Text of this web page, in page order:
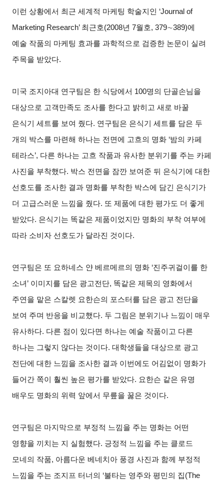
이런 상황에서 최근 세계적 마케팅 학술지인 ‘Journal of
Marketing Research’ 최근호(2008년 7월호, 379∼389)에
예술 작품의 마케팅 효과를 과학적으로 검증한 논문이 실려
주목을 받았다.
미국 조지아대 연구팀은 한 식당에서 100명의 단골손님을
대상으로 고객만족도 조사를 한다고 밝히고 새로 바꿀
은식기 세트를 보여 줬다. 연구팀은 은식기 세트를 담은 두
개의 박스를 마련해 하나는 전면에 고흐의 명화 ‘밤의 카페
테라스’, 다른 하나는 고흐 작품과 유사한 분위기를 주는 카페
사진을 부착했다. 박스 전면을 잠깐 보여준 뒤 은식기에 대한
선호도를 조사한 결과 명화를 부착한 박스에 담긴 은식기가
더 고급스러운 느낌을 줬다. 또 제품에 대한 평가도 더 좋게
받았다. 은식기는 똑같은 제품이었지만 명화의 부착 여부에
따라 소비자 선호도가 달라진 것이다.
연구팀은 또 요하네스 얀 베르메르의 명화 ‘진주귀걸이를 한
소녀’ 이미지를 담은 광고전단, 똑같은 제목의 영화에서
주연을 맡은 스칼렛 요한슨의 포스터를 담은 광고 전단을
보여 주며 반응을 비교했다. 두 그림은 분위기나 느낌이 매우
유사하다. 다른 점이 있다면 하나는 예술 작품이고 다른
하나는 그렇지 않다는 것이다. 대학생들을 대상으로 광고
전단에 대한 느낌을 조사한 결과 이번에도 어김없이 명화가
들어간 쪽이 훨씬 높은 평가를 받았다. 요한슨 같은 유명
배우도 명화의 위력 앞에서 무릎을 꿇은 것이다.
연구팀은 마지막으로 부정적 느낌을 주는 명화는 어떤
영향을 끼치는 지 실험했다. 긍정적 느낌을 주는 클로드
모네의 작품, 아름다운 베네치아 풍경 사진과 함께 부정적
느낌을 주는 조지프 터너의 ‘불타는 영주와 평민의 집(The